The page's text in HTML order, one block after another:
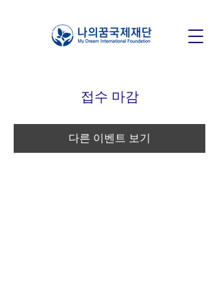
접수 마감
다른 이벤트 보기